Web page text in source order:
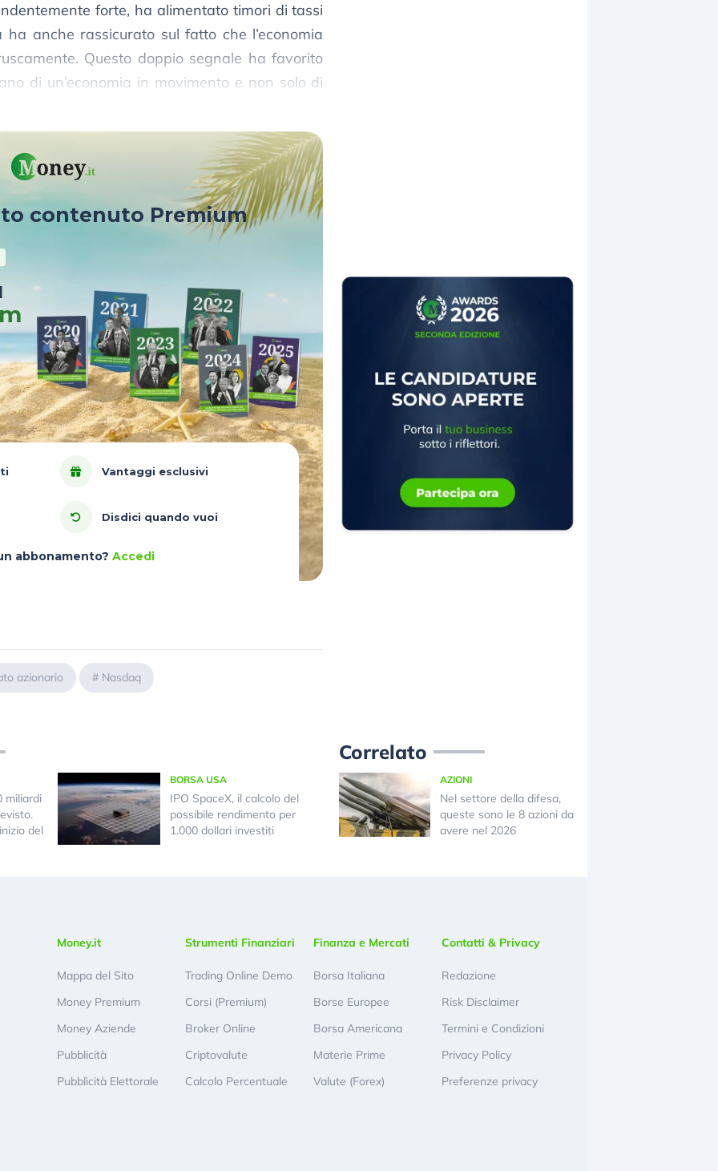
forte, ha alimentato timori di tassi
anche rassicurato sul fatto che l’economia
Questo doppio segnale ha favorito
di un’economia in movimento e non solo di
contenuto Premium
Vantaggi esclusivi
Disdici quando vuoi
abbonamento? Accedi
azionario # Nasdaq
miliardi
del
BORSA USA
IPO SpaceX, il calcolo del
possibile rendimento per
1.000 dollari investiti
Correlato
AZIONI
Nel settore della difesa,
queste sono le 8 azioni da
avere nel 2026
Money.it
Mappa del Sito
Money Premium
Money Aziende
Pubblicità
Pubblicità Elettorale
Strumenti Finanziari
Trading Online Demo
Corsi (Premium)
Broker Online
Criptovalute
Calcolo Percentuale
Finanza e Mercati
Borsa Italiana
Borse Europee
Borsa Americana
Materie Prime
Valute (Forex)
Contatti & Privacy
Redazione
Risk Disclaimer
Termini e Condizioni
Privacy Policy
Preferenze privacy